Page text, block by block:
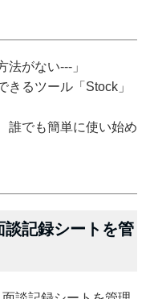
法がない---」
るツール「Stock」
誰でも簡単に使い始め
記録シートを管